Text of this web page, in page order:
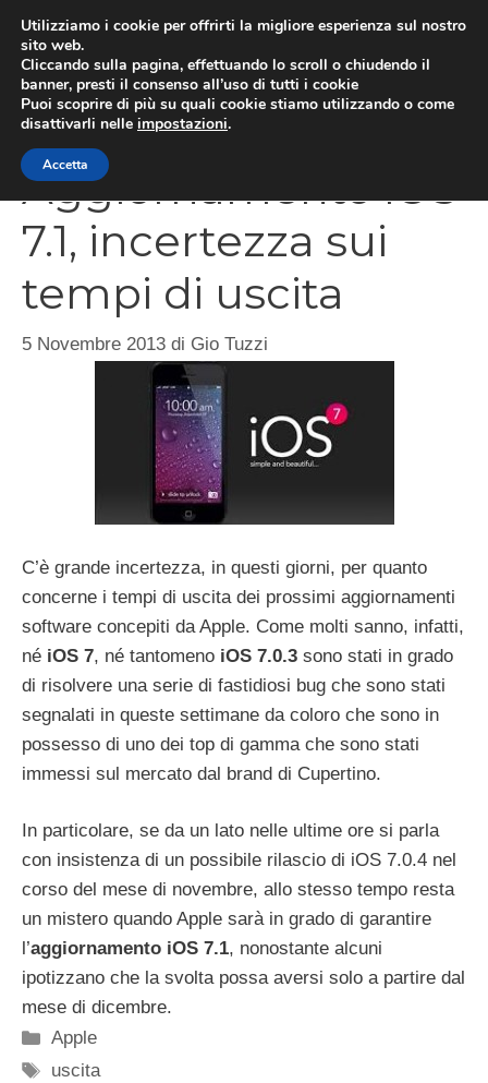
contenuto
Aggiornamento iOS
7.1, incertezza sui
tempi di uscita
5 Novembre 2013 di Gio Tuzzi
C’è grande incertezza, in questi giorni, per quanto
concerne i tempi di uscita dei prossimi aggiornamenti
software concepiti da Apple. Come molti sanno, infatti,
né iOS 7, né tantomeno iOS 7.0.3 sono stati in grado
di risolvere una serie di fastidiosi bug che sono stati
segnalati in queste settimane da coloro che sono in
possesso di uno dei top di gamma che sono stati
immessi sul mercato dal brand di Cupertino.
In particolare, se da un lato nelle ultime ore si parla
con insistenza di un possibile rilascio di iOS 7.0.4 nel
corso del mese di novembre, allo stesso tempo resta
un mistero quando Apple sarà in grado di garantire
l’aggiornamento iOS 7.1, nonostante alcuni
ipotizzano che la svolta possa aversi solo a partire dal
mese di dicembre.
Categorie
Apple
Tag
uscita
Utilizziamo i cookie per offrirti la migliore esperienza sul nostro
sito web.
Cliccando sulla pagina, effettuando lo scroll o chiudendo il
banner, presti il consenso all’uso di tutti i cookie
Puoi scoprire di più su quali cookie stiamo utilizzando o come
disattivarli nelle impostazioni.
Accetta